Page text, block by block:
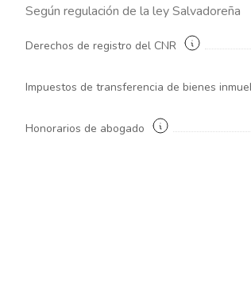
Según regulación de la leySalvadoreña
Derechos de registro del CNR
Impuestos de transferencia de bienes
Honorarios de abogado